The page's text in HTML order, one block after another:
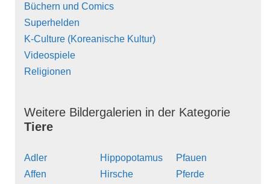
Büchern und Comics
Superhelden
K-Culture (Koreanische Kultur)
Videospiele
Religionen
Weitere Bildergalerien in der Kategorie
Tiere
Adler
Affen
Hippopotamus
Hirsche
Pfauen
Pferde